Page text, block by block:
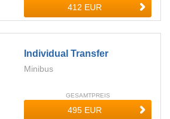
Individual Transfer
Minibus
GESAMTPREIS